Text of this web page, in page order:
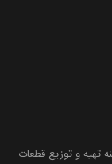
تهیه و توزیع قطعات